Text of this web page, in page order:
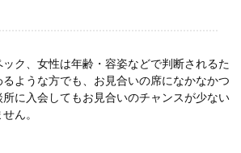
ク、女性は年齢・容姿などで判断されるた
ような方でも、お見合いの席になかなかつ
に入会してもお見合いのチャンスが少ない
ん。